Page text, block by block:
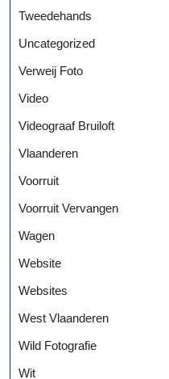
Tweedehands
Uncategorized
Verweij Foto
Video
Videograaf Bruiloft
Vlaanderen
Voorruit
Voorruit Vervangen
Wagen
Website
Websites
West Vlaanderen
Wild Fotografie
Wit